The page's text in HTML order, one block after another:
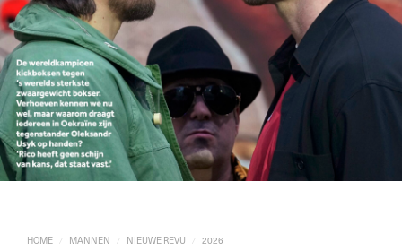
HOME / MANNEN / NIEUWE REVU / 2026